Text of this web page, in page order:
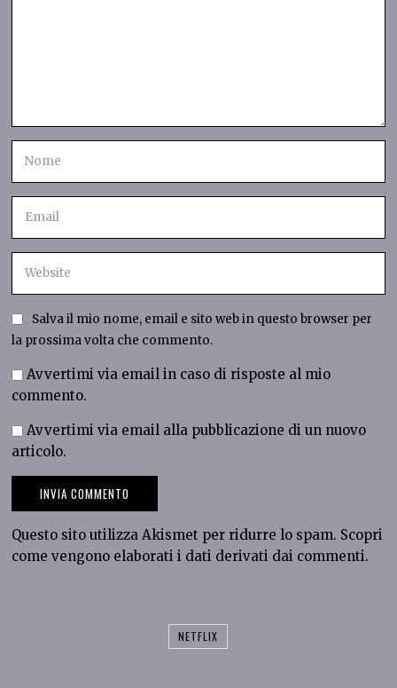
Salva il mio nome, email e sito web in questo browser per
la prossima volta che commento.
Avvertimi via email in caso di risposte al mio
commento.
Avvertimi via email alla pubblicazione di un nuovo
articolo.
Questo sito utilizza Akismet per ridurre lo spam. Scopri
come vengono elaborati i dati derivati dai commenti.
NETFLIX